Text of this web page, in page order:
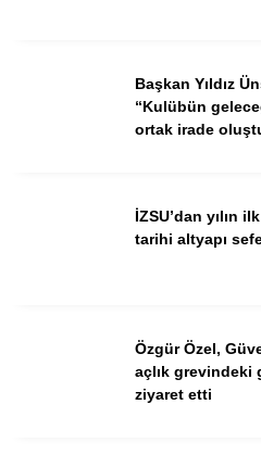
Başkan Yıldız
“Kulübün
ortak irade
İZSU’dan yılın
tarihi altyapı
Özgür Özel,
açlık grevindeki
ziyaret etti